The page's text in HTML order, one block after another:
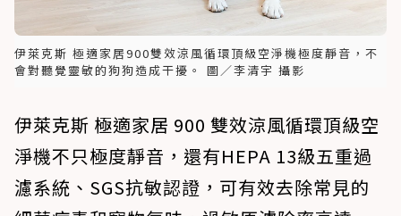
伊萊克斯 極適家居900雙效涼風循環頂級空淨機極度靜音，不
會對聽覺靈敏的狗狗造成干擾。 圖／李清宇 攝影
伊萊克斯 極適家居 900 雙效涼風循環頂級空
淨機不只極度靜音，還有HEPA 13級五重過
濾系統、SGS抗敏認證，可有效去除常見的